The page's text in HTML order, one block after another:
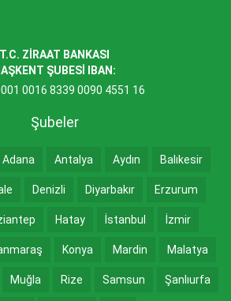
T.C. ZİRAAT BANKASI
ŞUBESİ IBAN:
0016 8339 0090 4551 16
Şubeler
Adana Antalya Aydın Balıkesir
Denizli Diyarbakır Erzurum
Hatay İstanbul İzmir
Konya Mardin Malatya
Muğla Rize Samsun Şanlıurfa